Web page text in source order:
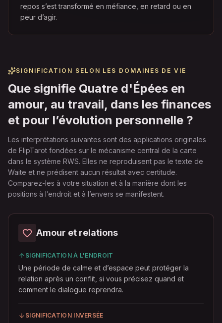
repos s’est transformé en méfiance, en retard ou en
peur d’agir.
SIGNIFICATION SELON LES DOMAINES DE VIE
Que signifie Quatre d'Épées en
amour, au travail, dans les finances
et pour l’évolution personnelle ?
Les interprétations suivantes sont des applications originales
de FlipTarot fondées sur le mécanisme central de la carte
dans le système RWS. Elles ne reproduisent pas le texte de
Waite et ne prédisent aucun résultat avec certitude.
Comparez-les à votre situation et à la manière dont les
positions à l’endroit et à l’envers se manifestent.
Amour et relations
SIGNIFICATION À L'ENDROIT
Une période de calme et d’espace peut protéger la
relation après un conflit, si vous précisez quand et
comment le dialogue reprendra.
SIGNIFICATION INVERSÉE